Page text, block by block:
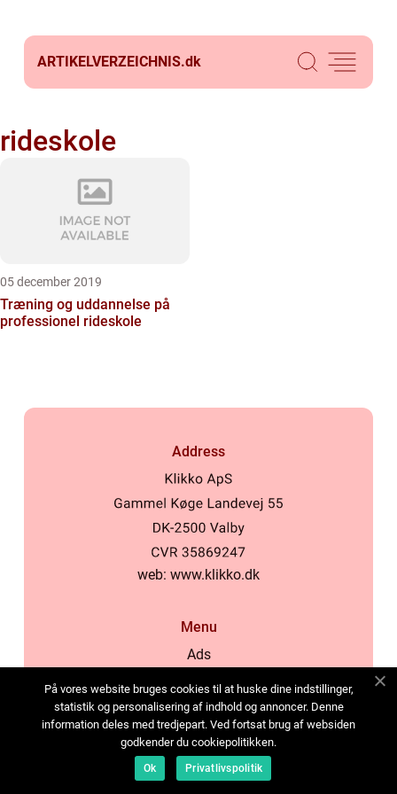
ARTIKELVERZEICHNIS.dk
rideskole
05 december 2019
Træning og uddannelse på
professionel rideskole
Address
web: www.klikko.dk
Menu
Ads
Cookies
Contact
Sitemap
På vores website bruges cookies til at huske dine indstillinger,
statistik og personalisering af indhold og annoncer. Denne
information deles med tredjepart. Ved fortsat brug af websiden
godkender du cookiepolitikken.
Ok Privatlivspolitik